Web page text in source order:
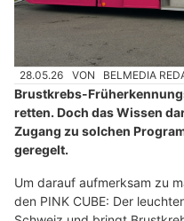
28.05.26 VON BELMEDIA
Brustkrebs-
retten. Doch das Wissen
Zugang zu solchen
geregelt.
Um darauf aufmerksam zu
den PINK CUBE: Der